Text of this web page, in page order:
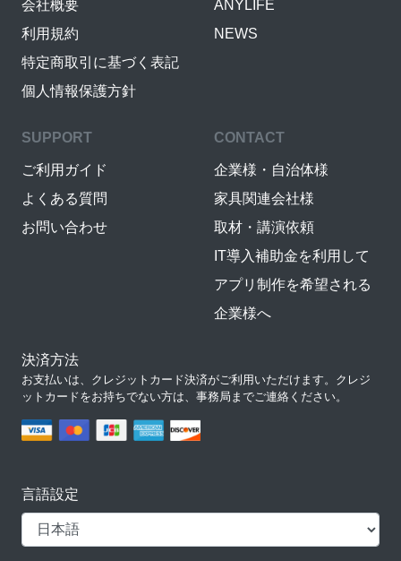
会社概要
利用規約
特定商取引に基づく表記
個人情報保護方針
ANYLIFE
NEWS
SUPPORT
ご利用ガイド
よくある質問
お問い合わせ
CONTACT
企業様・自治体様
家具関連会社様
取材・講演依頼
IT導入補助金を利用して
アプリ制作を希望される
企業様へ
決済方法
お支払いは、クレジットカード決済がご利用いただけます。クレジ
ットカードをお持ちでない方は、事務局までご連絡ください。
言語設定